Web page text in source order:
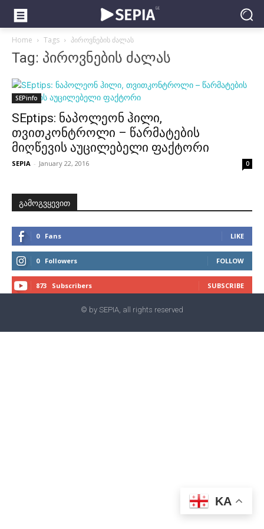
Home Tags პიროვნების ძალას
Tag: პიროვნების ძალას
SEPinfo
SEptips: ნაპოლეონ ჰილი,
თვითკონტროლი – წარმატების
მიღწევის აუცილებელი ფაქტორი
SEPIA - January 22, 2016 0
გამოგვყევით
0 Fans LIKE
0 Followers FOLLOW
873 Subscribers SUBSCRIBE
© by SEPIA, all rights reserved
KA